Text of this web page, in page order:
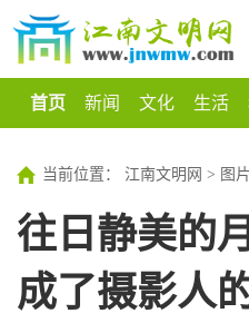
首页 新闻 文化 生活
当前位置： 江南文明网 > 图片
往日静美的
成了摄影人